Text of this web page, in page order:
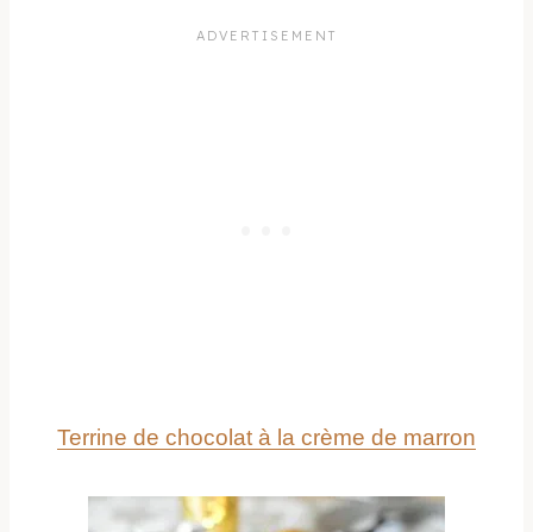
Terrine de chocolat à la crème de marron